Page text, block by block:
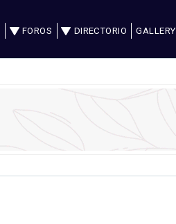
FOROS DIRECTORIO GALLERY